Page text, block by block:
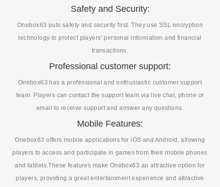
Safety and Security:
Onebox63 puts safety and security first. They use SSL encryption
technology to protect players' personal information and financial
transactions.
Professional customer support:
Onebox63 has a professional and enthusiastic customer support
team. Players can contact the support team via live chat, phone or
email to receive support and answer any questions.
Mobile Features:
Onebox63 offers mobile applications for iOS and Android, allowing
players to access and participate in games from their mobile phones
and tablets.These features make Onebox63 an attractive option for
players, providing a great entertainment experience and attractive